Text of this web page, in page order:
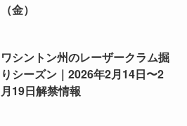
（金）
ワシントン州のレーザークラム掘
りシーズン｜2026年2月14日〜2
月19日解禁情報